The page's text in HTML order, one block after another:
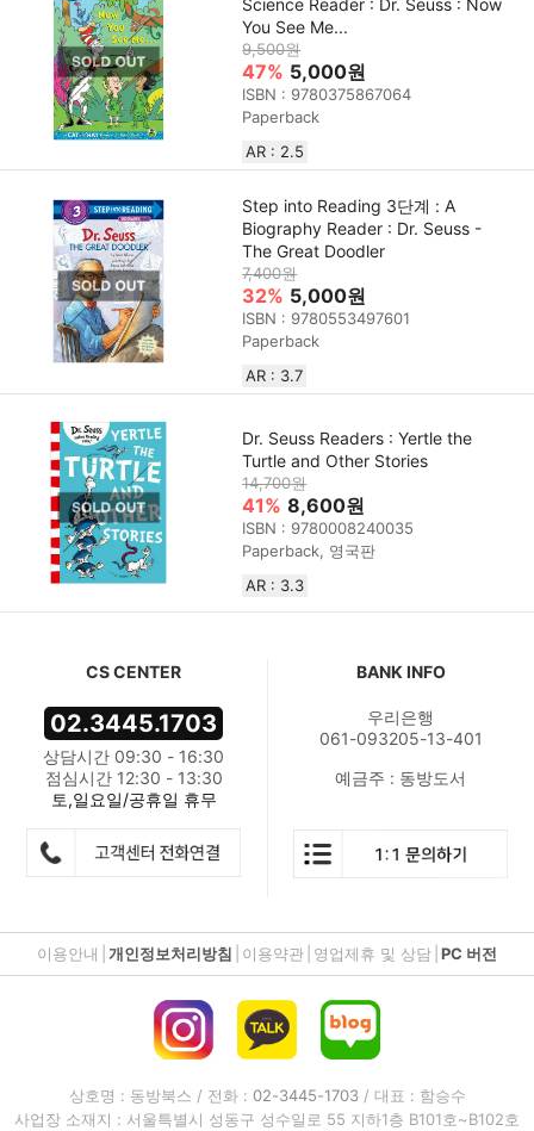
Science Reader : Dr. Seuss : Now
You See Me...
9,500원
47% 5,000원
ISBN : 9780375867064
Paperback
AR : 2.5
Step into Reading 3단계 : A
Biography Reader : Dr. Seuss -
The Great Doodler
7,400원
32% 5,000원
ISBN : 9780553497601
Paperback
AR : 3.7
Dr. Seuss Readers : Yertle the
Turtle and Other Stories
14,700원
41% 8,600원
ISBN : 9780008240035
Paperback, 영국판
AR : 3.3
CS CENTER
02.3445.1703
상담시간 09:30 - 16:30
점심시간 12:30 - 13:30
토,일요일/공휴일 휴무
BANK INFO
우리은행
061-093205-13-401
예금주 : 동방도서
이용안내 개인정보처리방침 이용약관 영업제휴 및 상담 PC 버전
상호명 : 동방북스 / 전화 : 02-3445-1703/ 대표 : 함승수
사업장 소재지 : 서울특별시 성동구 성수일로 55 지하1층 B101호~B102호